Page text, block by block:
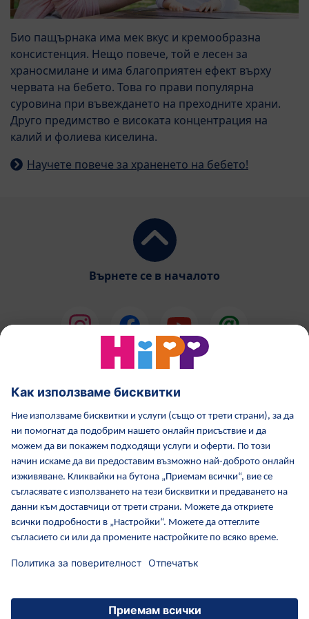
Био пащърнака има мек вкус и кремообразна
консистенция. Нещо повече, той е лесен за
храносмилане и има благоприятен ефект върху
червата на бебето. Това го прави популярна
суровина при въвеждането на преходните храни.
Друго предимство е високата концентрация на
калий и фолиева киселина.
Научете повече за храненето на бебето!
Върнете се в началото
Грижа за кожата от HiPP
HiPP по време бременност
Политика за поверителност
Общи условия
Отпечатване
Повече за HiPP Контакти